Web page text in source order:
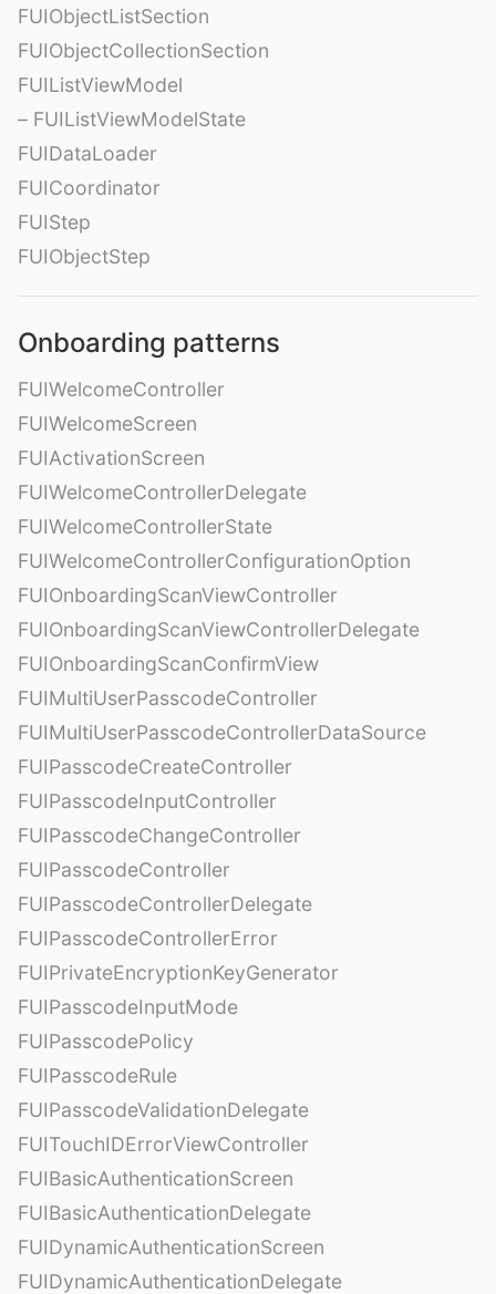
FUIObjectListSection
FUIObjectCollectionSection
FUIListViewModel
– FUIListViewModelState
FUIDataLoader
FUICoordinator
FUIStep
FUIObjectStep
Onboarding patterns
FUIWelcomeController
FUIWelcomeScreen
FUIActivationScreen
FUIWelcomeControllerDelegate
FUIWelcomeControllerState
FUIWelcomeControllerConfigurationOption
FUIOnboardingScanViewController
FUIOnboardingScanViewControllerDelegate
FUIOnboardingScanConfirmView
FUIMultiUserPasscodeController
FUIMultiUserPasscodeControllerDataSource
FUIPasscodeCreateController
FUIPasscodeInputController
FUIPasscodeChangeController
FUIPasscodeController
FUIPasscodeControllerDelegate
FUIPasscodeControllerError
FUIPrivateEncryptionKeyGenerator
FUIPasscodeInputMode
FUIPasscodePolicy
FUIPasscodeRule
FUIPasscodeValidationDelegate
FUITouchIDErrorViewController
FUIBasicAuthenticationScreen
FUIBasicAuthenticationDelegate
FUIDynamicAuthenticationScreen
FUIDynamicAuthenticationDelegate